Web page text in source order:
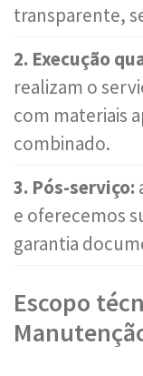
transparente,
2. Execução
realizam o
com materiais
combinado.
3. Pós-serviço:
e oferecemos
garantia
Escopo